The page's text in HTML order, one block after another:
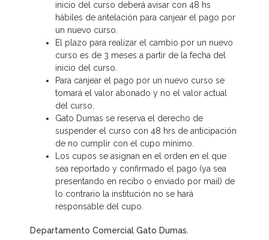
inicio del curso deberá avisar con 48 hs
hábiles de antelación para canjear el pago por
un nuevo curso.
El plazo para realizar el cambio por un nuevo
curso es de 3 meses a partir de la fecha del
inicio del curso.
Para canjear el pago por un nuevo curso se
tomará el valor abonado y no el valor actual
del curso.
Gato Dumas se reserva el derecho de
suspender el curso con 48 hrs de anticipación
de no cumplir con el cupo mínimo.
Los cupos se asignan en el orden en el que
sea reportado y confirmado el pago (ya sea
presentando en recibo o enviado por mail) de
lo contrario la institución no se hará
responsable del cupo.
Departamento Comercial Gato Dumas.